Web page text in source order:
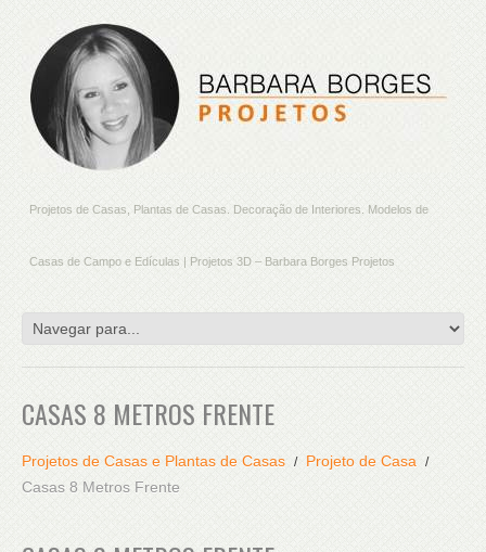
Projetos de Casas, Plantas de Casas. Decoração de Interiores. Modelos de
Casas de Campo e Edículas | Projetos 3D – Barbara Borges Projetos
CASAS 8 METROS FRENTE
Projetos de Casas e Plantas de Casas
Projeto de Casa
Casas 8 Metros Frente